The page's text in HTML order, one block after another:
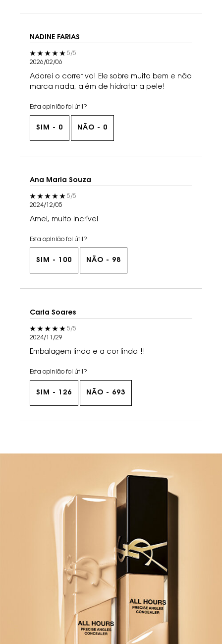
NADINE FARIAS
5 out of 5 stars.5/5
2026/02/06
Adorei o corretivo! Ele sobre muito bem e não
marca nada, além de hidratar a pele!
Esta opinião foi útil?
SIM - 0 NÃO - 0
Ana Maria Souza
5 out of 5 stars.5/5
2024/12/05
Amei, muito incrível
Esta opinião foi útil?
SIM - 100 NÃO - 98
Carla Soares
5 out of 5 stars.5/5
2024/11/29
Embalagem linda e a cor linda!!!
Esta opinião foi útil?
SIM - 126 NÃO - 693